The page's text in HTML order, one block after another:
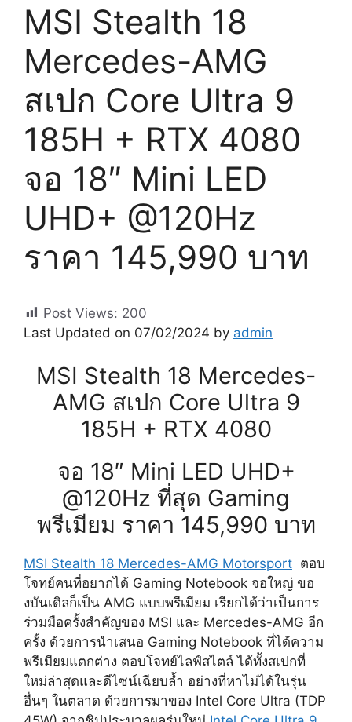
MSI Stealth 18
Mercedes-AMG
สเปก Core Ultra 9
185H + RTX 4080
จอ 18″ Mini LED
UHD+ @120Hz
ราคา 145,990 บาท
Post Views: 200
Last Updated on 07/02/2024 by admin
MSI Stealth 18 Mercedes-
AMG สเปก Core Ultra 9
185H + RTX 4080
จอ 18″ Mini LED UHD+
@120Hz ที่สุด Gaming
พรีเมียม ราคา 145,990 บาท
MSI Stealth 18 Mercedes-AMG Motorsport ตอบ
โจทย์คนที่อยากได้ Gaming Notebook จอใหญ่ ขอ
งบันเดิลก็เป็น AMG แบบพรีเมียม เรียกได้ว่าเป็นการ
ร่วมมือครั้งสำคัญของ MSI และ Mercedes-AMG อีก
ครั้ง ด้วยการนำเสนอ Gaming Notebook ที่ได้ความ
พรีเมียมแตกต่าง ตอบโจทย์ไลฟ์สไตล์ ได้ทั้งสเปกที่
ใหม่ล่าสุดและดีไซน์เฉียบล้ำ อย่างที่หาไม่ได้ในรุ่น
อื่นๆ ในตลาด ด้วยการมาของ Intel Core Ultra (TDP